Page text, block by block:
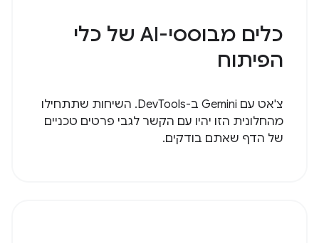
כלים מבוססי-AI של כלי
הפיתוח
צ'אט עם Gemini ב-DevTools. השיחות שתתחילו
מהחלונית הזו יהיו עם הקשר לגבי פרטים טכניים
של הדף שאתם בודקים.